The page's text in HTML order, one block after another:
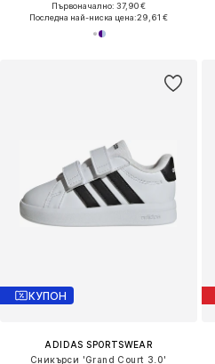
Първоначално: 37,90 €
Последна най-ниска цена:29,61 €
КУПОН
ADIDAS SPORTSWEAR
Сникърси 'Grand Court 3.0'